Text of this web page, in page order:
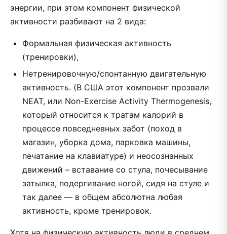
энергии, при этом компонент физической
активности разбивают на 2 вида:
Формальная физическая активность
(тренировки),
Нетренировочную/спонтанную двигательную
активность. (В США этот компонент прозвали
NEAT, или Non-Exercise Activity Thermogenesis,
который относится к тратам калорий в
процессе повседневных забот (поход в
магазин, уборка дома, парковка машины,
печатание на клавиатуре) и неосознанных
движений – вставание со стула, почесывание
затылка, подергивание ногой, сидя на стуле и
так далее — в общем абсолютна любая
активность, кроме тренировок.